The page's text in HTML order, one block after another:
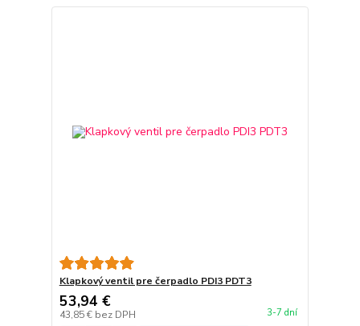
Klapkový ventil pre čerpadlo PDI3 PDT3
53,94 €
43,85 € bez DPH 3-7 dní